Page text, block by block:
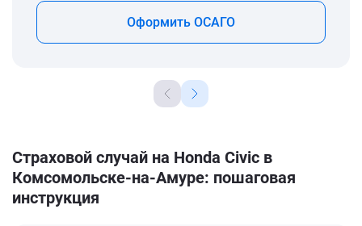
Оформить ОСАГО
Страховой случай на Honda Civic в
Комсомольске-на-Амуре: пошаговая
инструкция